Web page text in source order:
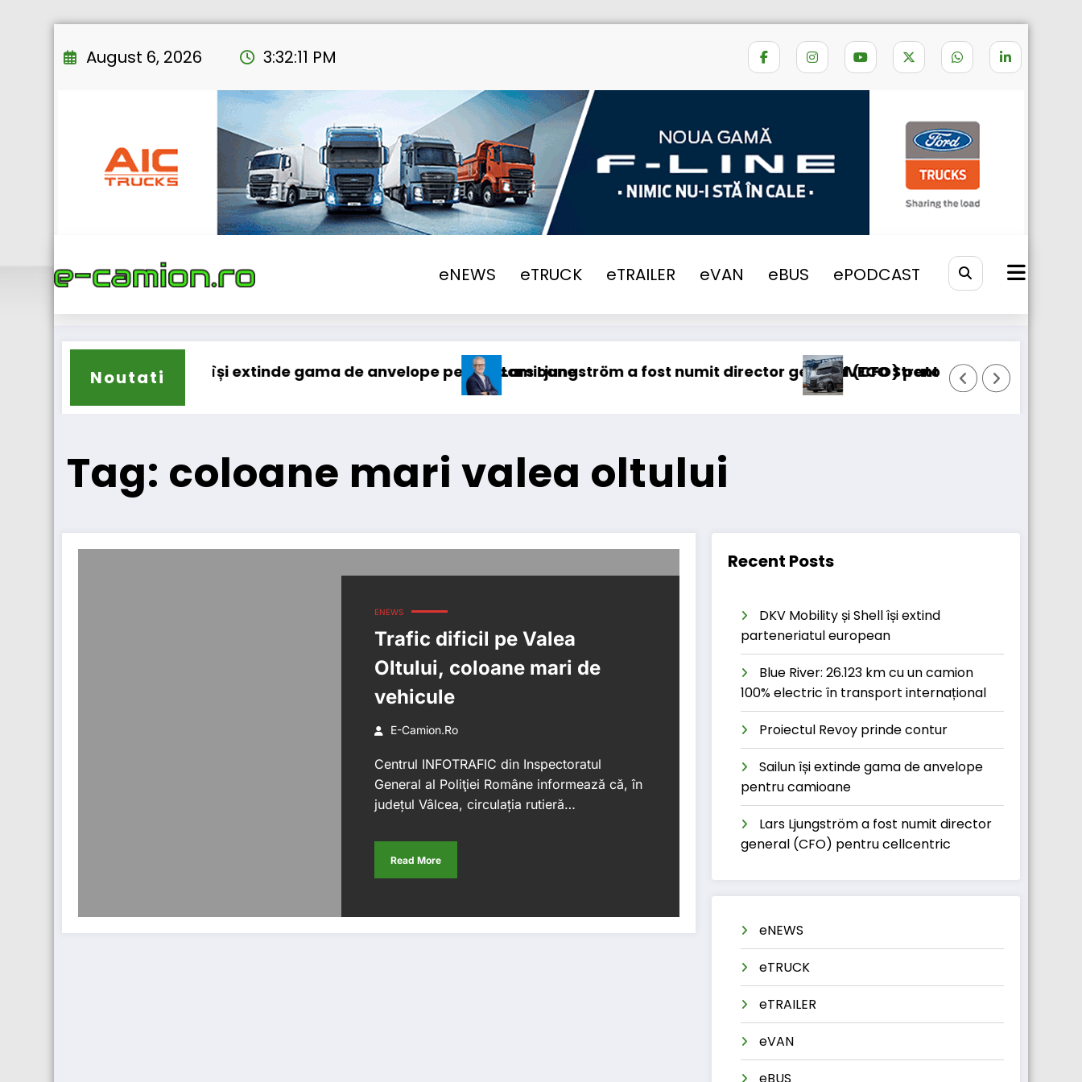
to
August 6, 2026 3:32:11 PM
eNEWS eTRUCK eTRAILER eVAN eBUS ePODCAST
coloane mari valea oltului
Noutati
Sailun își extinde gama de anvelope pentru camioaneLars Ljungström a fost numit director general (CFO) pentru cellcentric
IVECO Strator se întoarce
Tag: coloane mari valea oltului
ENEWS
Trafic dificil pe Valea
Oltului, coloane mari de
vehicule
E-Camion.ro
Centrul INFOTRAFIC din Inspectoratul
General al Poliţiei Române informează că, în
județul Vâlcea, circulația rutieră…
Read More
Recent Posts
DKV Mobility și Shell își extind
parteneriatul european
Blue River: 26.123 km cu un camion
100% electric în transport internațional
Proiectul Revoy prinde contur
Sailun își extinde gama de anvelope
pentru camioane
Lars Ljungström a fost numit director
general (CFO) pentru cellcentric
eNEWS
eTRUCK
eTRAILER
eVAN
eBUS